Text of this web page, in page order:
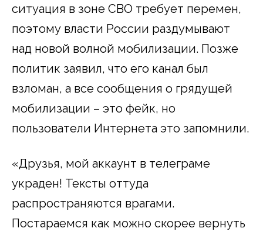
ситуация в зоне СВО требует перемен,
поэтому власти России раздумывают
над новой волной мобилизации. Позже
политик заявил, что его канал был
взломан, а все сообщения о грядущей
мобилизации – это фейк, но
пользователи Интернета это запомнили.
«Друзья, мой аккаунт в телеграме
украден! Тексты оттуда
распространяются врагами.
Постараемся как можно скорее вернуть